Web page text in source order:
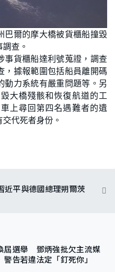
巴爾的摩大橋被貨櫃船撞毀
查。
事貨櫃船達利號蒐證，調查
，據報範圍包括船員離開碼
動力系統有嚴重問題等。另
大橋殘骸和恢復航道的工
上尋回第四名遇難者的遺
代死者身份。
近平與德國總理朔爾茨
屆選舉 鄧炳強批欠主流媒
告若違法定「釘死你」